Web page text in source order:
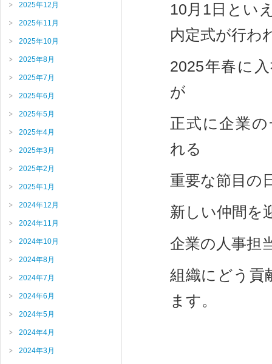
10月1日とい
内定式が行わ
2025年春に
が
正式に企業
れる
重要な節目の
新しい仲間を
企業の人事担
組織にどう貢
ます。
2025年12月
2025年11月
2025年10月
2025年8月
2025年7月
2025年6月
2025年5月
2025年4月
2025年3月
2025年2月
2025年1月
2024年12月
2024年11月
2024年10月
2024年8月
2024年7月
2024年6月
2024年5月
2024年4月
2024年3月